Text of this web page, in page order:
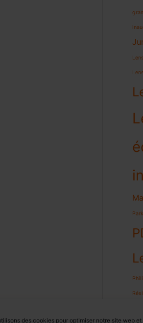
des cookies pour optimiser notre site web